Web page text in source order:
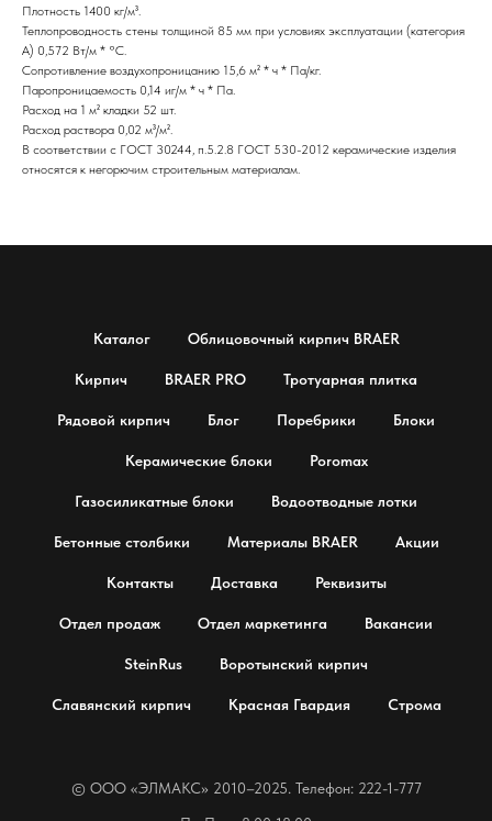
Плотность 1400 кг/м³.
Теплопроводность стены толщиной 85 мм при условиях эксплуатации (категория
А) 0,572 Вт/м * °С.
Сопротивление воздухопроницанию 15,6 м² * ч * Па/кг.
Паропроницаемость 0,14 иг/м * ч * Па.
Расход на 1 м² кладки 52 шт.
Расход раствора 0,02 м³/м².
В соответствии с ГОСТ 30244, п.5.2.8 ГОСТ 530-2012 керамические изделия
относятся к негорючим строительным материалам.
Каталог Облицовочный кирпич BRAER
Кирпич BRAER PRO Тротуарная плитка
Рядовой кирпич Блог Поребрики Блоки
Керамические блоки Poromax
Газосиликатные блоки Водоотводные лотки
Бетонные столбики Материалы BRAER Акции
Контакты Доставка Реквизиты
Отдел продаж Отдел маркетинга Вакансии
SteinRus Воротынский кирпич
Славянский кирпич Красная Гвардия Строма
© OOO «ЭЛМАКС» 2010–2025. Телефон: 222-1-777